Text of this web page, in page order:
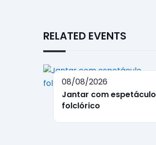
RELATED EVENTS
08/08/2026
Jantar com espetáculo
folclórico